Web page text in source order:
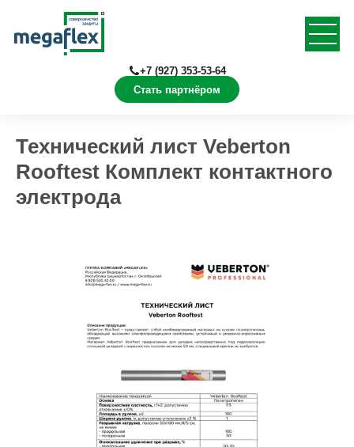
Стать партнёром
+7 (927) 353-53-64
Технический лист Veberton
Rooftest Комплект контактного
электрода